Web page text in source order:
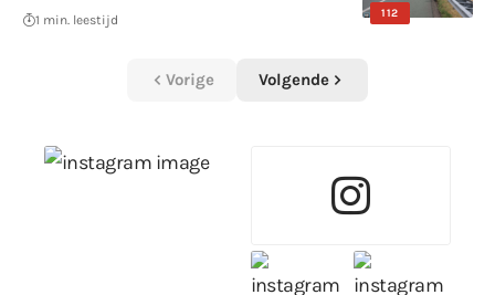
112
1 min. leestijd
Vorige Volgende